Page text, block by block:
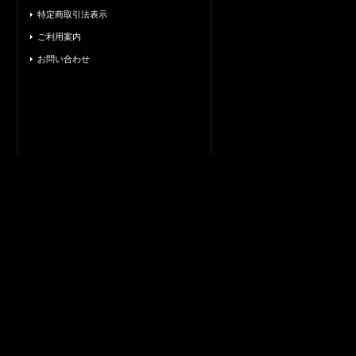
特定商取引法表示
ご利用案内
お問い合わせ